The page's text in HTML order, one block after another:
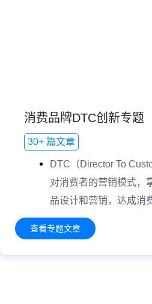
消费品牌DTC创新专题
30+ 篇文章
DTC（Director To
对消费者的营销模式，
品设计和营销，达成消
查看专题文章